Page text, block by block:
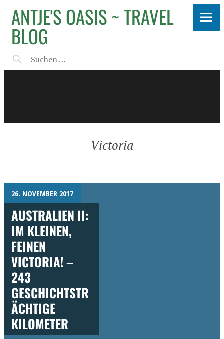
ANTJE'S OASIS ~ TRAVEL
BLOG
Victoria
26. NOVEMBER 2017
AUSTRALIEN II:
IM KLEINEN,
FEINEN
VICTORIA! –
243
GESCHICHTSTR
ÄCHTIGE
KILOMETER